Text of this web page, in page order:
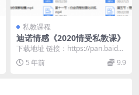
私教课程
迪诺情感《2020情受私教课》
下载地址 链接：https://pan.baidu.
com/s/1FSksA0j...
5 年前 9.9